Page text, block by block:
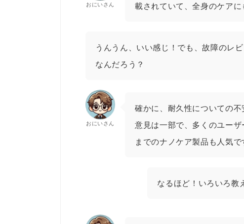
おにいさん
載されていて、全身のケアに
うんうん、いい感じ！でも、故障のレ
なんだろう？
おにいさん
確かに、耐久性についての
意見は一部で、多くのユー
までのナノケア製品も人気で
なるほど！いろいろ教